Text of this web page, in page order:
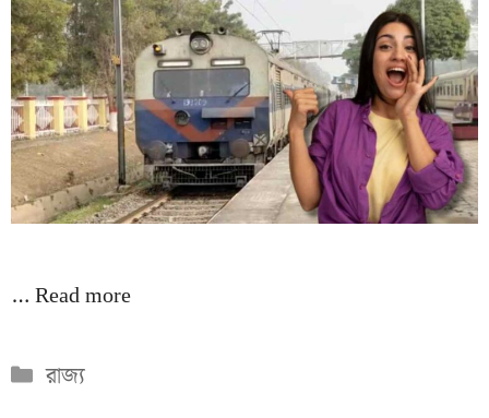
…Read more
Categories
রাজ্য